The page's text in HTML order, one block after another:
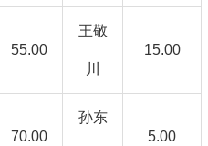
55.00
王敬
川
15.00
70.00
孙东
5.00